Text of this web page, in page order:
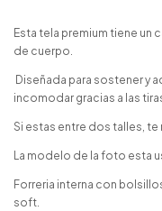
Esta tela premium tiene un
de cuerpo.
Diseñada para sostener y
incomodar gracias a las
Si estas entre dos talles,
La modelo de la foto esta
Forreria interna con
soft.